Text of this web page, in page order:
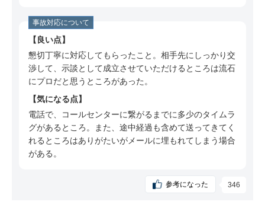
ミ
60代 男性（千葉県）のSBI損保についての口コ
ミ
50代 男性（神奈川県）のSBI損保についての口
50代 男性（三重県）のSBI損保についての口コ
ミ
60代 男性（京都府）のSBI損保についての口コ
ミ
50代 女性（愛知県）のSBI損保についての口コ
事故対応について
良い点
懇切丁寧に対応してもらったこと。相手先にしっかり交
渉して、示談として成立させていただけるところは流石
にプロだと思うところがあった。
気になる点
電話で、コールセンターに繋がるまでに多少のタイムラ
グがあるところ。また、途中経過も含めて送ってきてく
れるところはありがたいがメールに埋もれてしまう場合
がある。
参考になった 346